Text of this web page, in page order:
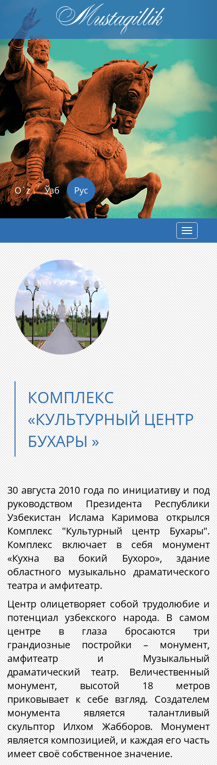
Mustaqillik
Previous
O`z Ўзб Рус
Toggle
КОМПЛЕКС
«КУЛЬТУРНЫЙ ЦЕНТР
БУХАРЫ »
30 августа 2010 года по инициативу и под
руководством Президента Республики
Узбекистан Ислама Каримова открылся
Комплекс "Культурный центр Бухары".
Комплекс включает в себя монумент
«Кухна ва бокий Бухоро», здание
областного музыкально драматического
театра и амфитеатр.
Центр олицетворяет собой трудолюбие и
потенциал узбекского народа. В самом
центре в глаза бросаются три
грандиозные постройки – монумент,
амфитеатр и Музыкальный
драматический театр. Величественный
монумент, высотой 18 метров
приковывает к себе взгляд. Создателем
монумента является талантливый
скульптор Илхом Жабборов. Монумент
является композицией, и каждая его часть
имеет своё собственное значение.